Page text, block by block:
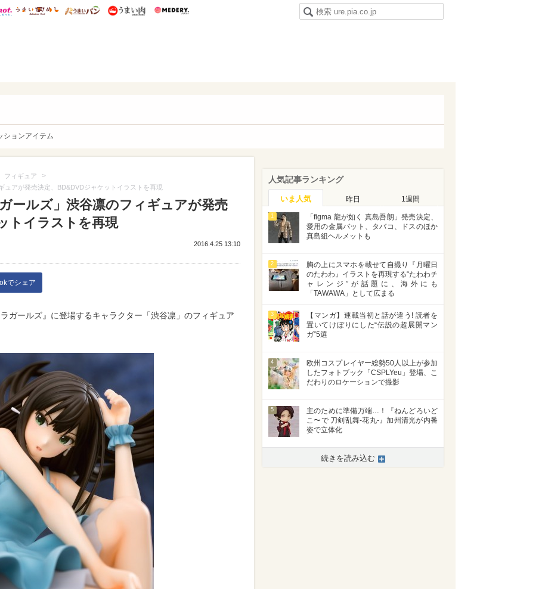
あ総研 ディズニー特集
mimot. うまいめし うまいパン うまい肉
ションアイテム
フィギュア >
ュアが発売決定、BD&DVDジャケットイラストを再現
ールズ」渋谷凛のフィギュアが発売
トイラストを再現
2016.4.25 13:10
でシェア
ガールズ』に登場するキャラクター「渋谷凛」のフィギュア
人気記事ランキング
いま人気 昨日 1週間
1
「figma 龍が如く 真島吾朗」発売決定、
愛用の金属バット、タバコ、ドスのほか
真島組ヘルメットも
2
胸の上にスマホを載せて自撮り『月曜日
のたわわ』イラストを再現する“たわわチ
ャレンジ”が話題に、海外にも
「TAWAWA」として広まる
3
【マンガ】連載当初と話が違う! 読者を
置いてけぼりにした“伝説の超展開マン
ガ”5選
4
欧州コスプレイヤー総勢50人以上が参加
したフォトブック「CSPLYeu」登場、こ
だわりのロケーションで撮影
5
主のために準備万端…！『ねんどろいど
こ〜で 刀剣乱舞-花丸-』加州清光が内番
姿で立体化
続きを読み込む